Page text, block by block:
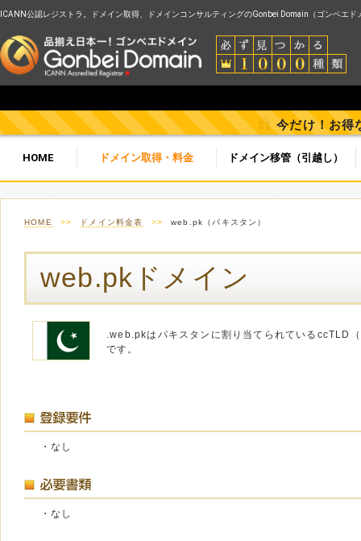
ICANN公認レジストラ。ドメイン取得、ドメインコンサルティングのGonbei Domain（ゴンベエド
今だけ！お得
HOME ドメイン取得・料金 ドメイン移管（引越し）
HOME >> ドメイン料金表 >> web.pk（パキスタン）
web.pkドメイン
.web.pkはパキスタンに割り当てられているccTLD
です。
・なし
・なし